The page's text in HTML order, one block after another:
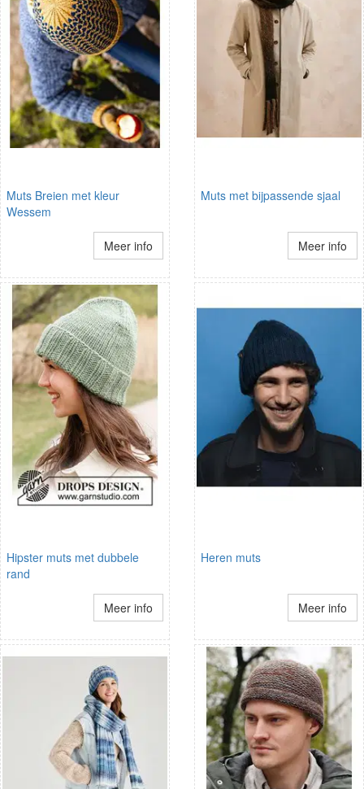
Muts Breien met kleur
Wessem
Meer info
Muts met bijpassende sjaal
Meer info
Hipster muts met dubbele
rand
Meer info
Heren muts
Meer info